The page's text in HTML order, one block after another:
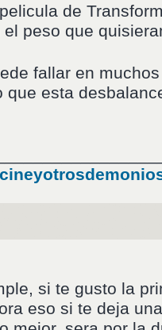
de
peso que
fallar en
esta
si te gusto la
eso si te deja